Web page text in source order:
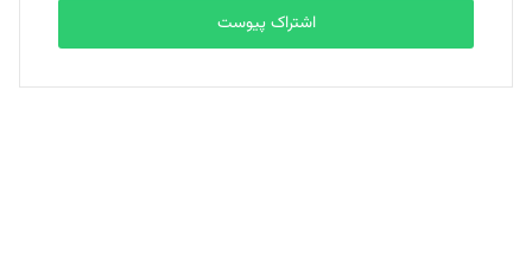
بابک نقاش
تحریریه
اشتراک پیوست